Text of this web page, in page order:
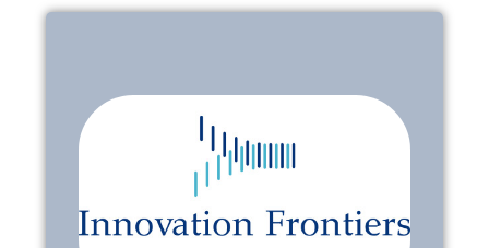
INNOVATION FRONTIERS IKE